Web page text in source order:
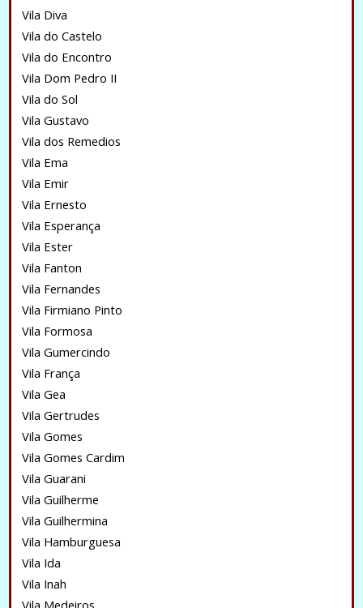
Vila Diva
Vila do Castelo
Vila do Encontro
Vila Dom Pedro II
Vila do Sol
Vila Gustavo
Vila dos Remedios
Vila Ema
Vila Emir
Vila Ernesto
Vila Esperança
Vila Ester
Vila Fanton
Vila Fernandes
Vila Firmiano Pinto
Vila Formosa
Vila Gumercindo
Vila França
Vila Gea
Vila Gertrudes
Vila Gomes
Vila Gomes Cardim
Vila Guarani
Vila Guilherme
Vila Guilhermina
Vila Hamburguesa
Vila Ida
Vila Inah
Vila Medeiros